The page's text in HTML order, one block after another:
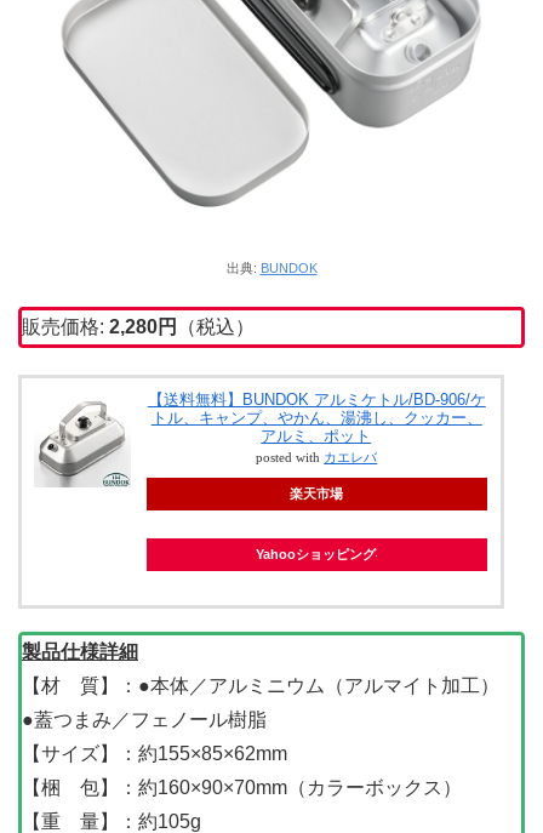
出典: BUNDOK
販売価格: 2,280円 （税込）
【送料無料】BUNDOK アルミケトル/BD-906/ケ
トル、キャンプ、やかん、湯沸し、クッカー、
アルミ、ポット
posted with カエレバ
楽天市場
Yahooショッピング
製品仕様詳細
【材 質】：●本体／アルミニウム（アルマイト加工）
●蓋つまみ／フェノール樹脂
【サイズ】：約155×85×62mm
【梱 包】：約160×90×70mm（カラーボックス）
【重 量】：約105g